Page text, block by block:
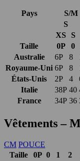
Pays S/M
S
XS
S
Taille
0P 0
Australie
6P 8
Royaume-Uni 6P 8
États-Unis
2P 4
Italie
38P 40
France
34P 36
Vêtements –
CM POUCE
Taille
0P 0 1 2